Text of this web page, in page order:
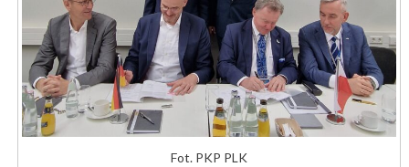
Fot. PKP PLK